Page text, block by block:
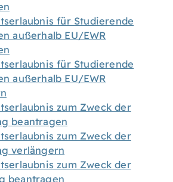
für Studierende
außerhalb EU/EWR
für Studierende
außerhalb EU/EWR
zum Zweck der
beantragen
zum Zweck der
verlängern
zum Zweck der
beantragen